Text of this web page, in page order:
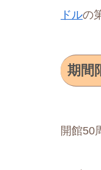
ドルの
期間
開館50